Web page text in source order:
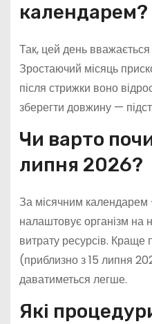
календарем?
Так, цей день
Зростаючий місяць
після стрижки воно
зберегти довжину —
Чи варто
липня 2026?
За місячним календарем
налаштовує організм на
витрату ресурсів. Краще
(приблизно з 15 липня
даватиметься легше.
Які